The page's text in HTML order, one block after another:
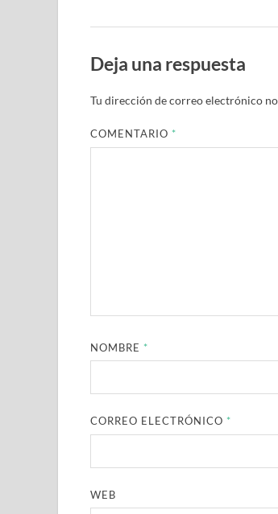
Deja una respuesta
Tu dirección de correo electrónico
COMENTARIO *
NOMBRE *
CORREO ELECTRÓNICO *
WEB